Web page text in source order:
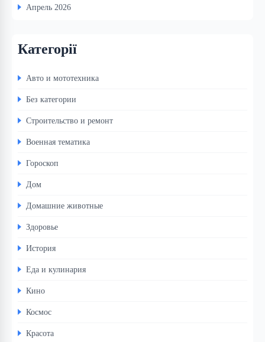
Апрель 2026
Категорії
Авто и мототехника
Без категории
Строительство и ремонт
Военная тематика
Гороскоп
Дом
Домашние животные
Здоровье
История
Еда и кулинария
Кино
Космос
Красота